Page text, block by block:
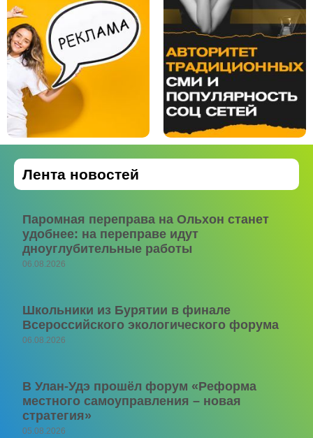
Лента новостей
Паромная переправа на Ольхон станет
удобнее: на переправе идут
дноуглубительные работы
06.08.2026
Школьники из Бурятии в финале
Всероссийского экологического форума
06.08.2026
В Улан-Удэ прошёл форум «Реформа
местного самоуправления – новая
стратегия»
05.08.2026